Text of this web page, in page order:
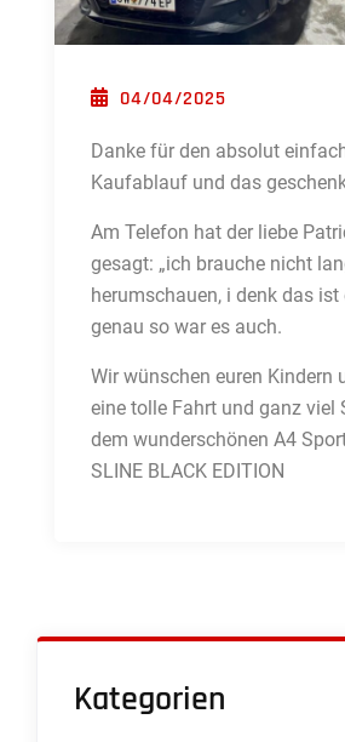
POSTED ON
04/04/2025
Danke für den absolut
Kaufablauf und das
Am Telefon hat der liebe
gesagt: „ich brauche nicht
herumschauen, i denk das ist
genau so war es auch.
Wir wünschen euren Kindern
eine tolle Fahrt und ganz viel
dem wunderschönen A4
SLINE BLACK EDITION
Kategorien